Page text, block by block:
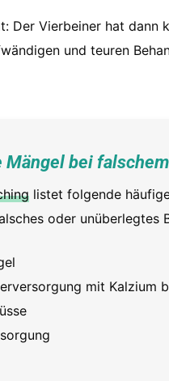
Der Vierbeiner hat dann
und teuren
Mängel bei
listet folgende
oder unüberlegtes
mit Kalzium